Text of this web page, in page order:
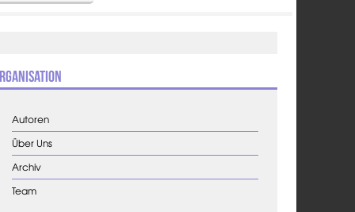
Autoren
Über Uns
Archiv
Team